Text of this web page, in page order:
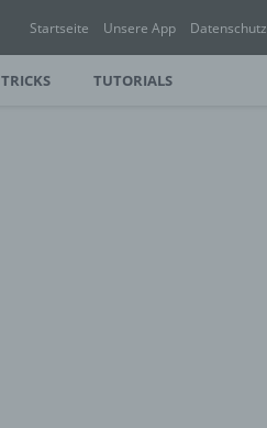
Startseite Unsere App Datenschutz
TUTORIALS